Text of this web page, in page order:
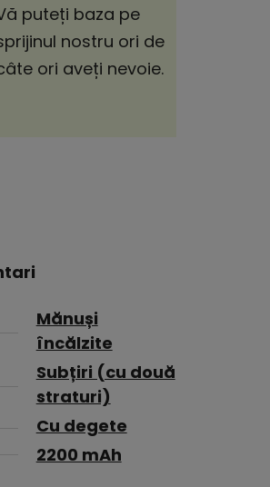
puteți baza pe
nostru ori de
ori aveți nevoie.
Mănuși
încălzite
Subțiri (cu două
straturi)
Cu degete
2200 mAh